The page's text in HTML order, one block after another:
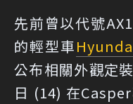
先前曾以代號
的輕型車
公布相關外觀定
日 (14) 在